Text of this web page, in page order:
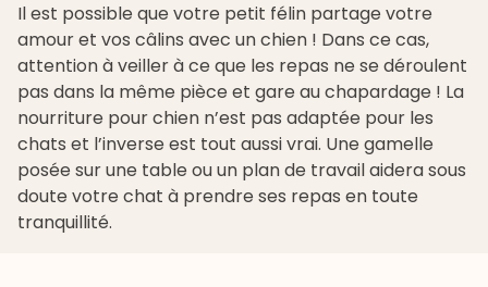
Il est possible que votre petit félin partage votre
amour et vos câlins avec un chien ! Dans ce cas,
attention à veiller à ce que les repas ne se déroulent
pas dans la même pièce et gare au chapardage ! La
nourriture pour chien n’est pas adaptée pour les
chats et l’inverse est tout aussi vrai. Une gamelle
posée sur une table ou un plan de travail aidera sous
doute votre chat à prendre ses repas en toute
tranquillité.